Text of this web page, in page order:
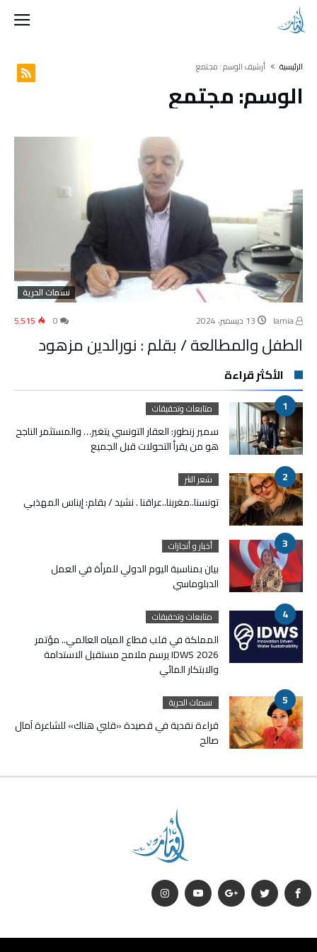
‫الرئيسية‬ ‫أرشيف الوسم :‬ مجتمع
الوسم: مجتمع
نسمات الحرية
13 ديسمبر، 2024 5٬515
الطفل والمطالعة / بقلم : نورالدين مزهود
الأكثر قراءة
متابعات وتحقيقات
سمير زنطور: العقار التونسي يتغير… والمستثمر الناجح
هو من يقرأ التحولات قبل الجميع
شعر النثر
تونسنا..مغربنا..عراقنا . نشيد / بقلم: إيناس المهذبي
أخبار و أنجازات
بيان بمناسبة اليوم الدولي للمرأة في العمل
الدبلوماسي
متابعات وتحقيقات
المملكة في قلب قطاع المياه العالمي.. مؤتمر
IDWS 2026 يرسم ملامح مستقبل الاستدامة
والابتكار المائي
نسمات الحرية
قراءة نقدية في قصيدة «قلبي هناك» للشاعرة آمال
صالح